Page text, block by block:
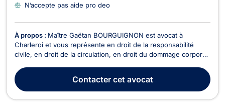
N’accepte pas aide pro deo
À propos : Maître Gaëtan BOURGUIGNON est avocat à
Charleroi et vous représente en droit de la responsabilité
civile, en droit de la circulation, en droit du dommage corporel,
BOURGUIGNON opère en droit de la responsabilité civile et se
charge de l'obtention rapide de l'indem...
Contactercet avocat